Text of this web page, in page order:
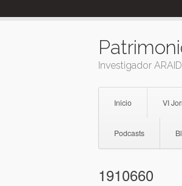
to
Investigador
Inicio VI
Podcasts
1910660